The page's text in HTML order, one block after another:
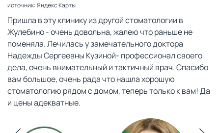
источник: Яндекс Карты
Пришла в эту клинику из другой стоматологии в
Жулебино - очень довольна, жалею что раньше не
поменяла. Лечилась у замечательного доктора
Надежды Сергеевны Кузиной- профессионал своего
дела, очень внимательный и тактичный врач. Спасибо
вам большое, очень рада что нашла хорошую
стоматологию рядом с домом, теперь только к вам! Да
и цены адекватные.